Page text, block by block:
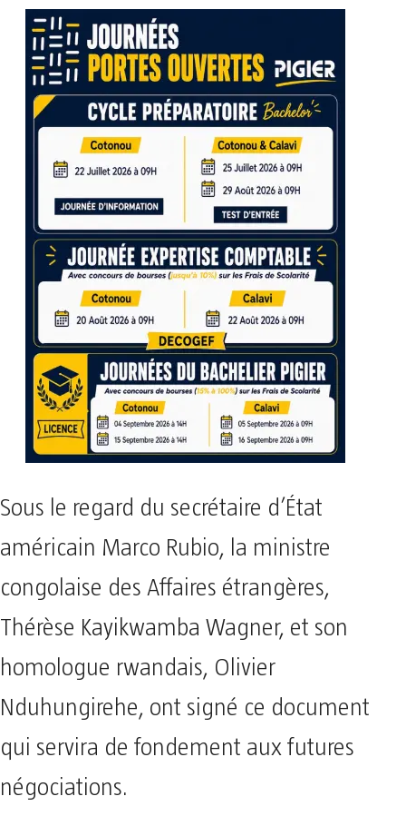
Sous le regard du secrétaire d’État
américain Marco Rubio, la ministre
congolaise des Affaires étrangères,
Thérèse Kayikwamba Wagner, et son
homologue rwandais, Olivier
Nduhungirehe, ont signé ce document
qui servira de fondement aux futures
négociations.